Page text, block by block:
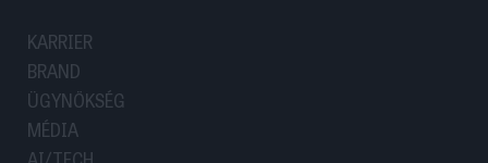
KARRIER
BRAND
ÜGYNÖKSÉG
MÉDIA